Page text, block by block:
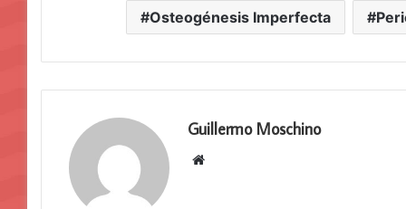
Osteogénesis Imperfecta
Guillermo Moschino
Sitio